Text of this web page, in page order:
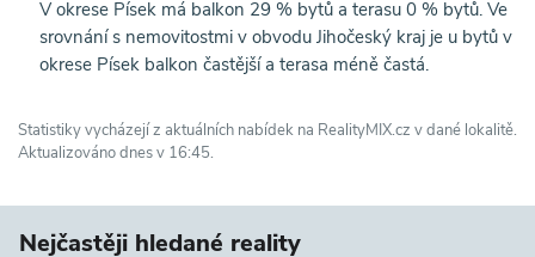
V okrese Písek má balkon 29 % bytů a terasu 0 % bytů. Ve
srovnání s nemovitostmi v obvodu Jihočeský kraj je u bytů v
okrese Písek balkon častější a terasa méně častá.
Statistiky vycházejí z aktuálních nabídek na RealityMIX.cz v dané lokalitě.
Aktualizováno dnes v 16:45.
Nejčastěji hledané reality